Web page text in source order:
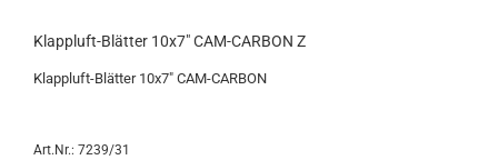
Klappluft-Blätter 10x7" CAM-CARBON Z
Klappluft-Blätter 10x7" CAM-CARBON
Art.Nr.: 7239/31